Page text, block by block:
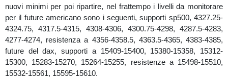
nuovi minimi per poi ripartire, nel frattempo i livelli da monitorare
per il future americano sono i seguenti, supporti sp500, 4327.25-
4324.75, 4317.5-4315, 4308-4306, 4300.75-4298, 4287.5-4283,
4277-4274, resistenza a 4356-4358.5, 4363.5-4365, 4383-4385,
future del dax, supporti a 15409-15400, 15380-15358, 15312-
15300, 15283-15270, 15264-15255, resistenze a 15498-15510,
15532-15561, 15595-15610.